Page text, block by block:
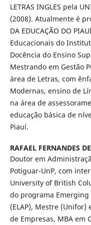
LETRAS INGLES pela
(2008). Atualmente é
DA EDUCAÇÃO DO
Educacionais do
Docência do Ensino
Mestrando em Gestão
área de Letras, com
Modernas, ensino de
na área de
educação básica de
Piauí.
RAFAEL FERNANDES
Doutor em
Potiguar-UnP, com
University of British
do programa Emerging
(ELAP), Mestre (Unifor)
de Empresas, MBA em